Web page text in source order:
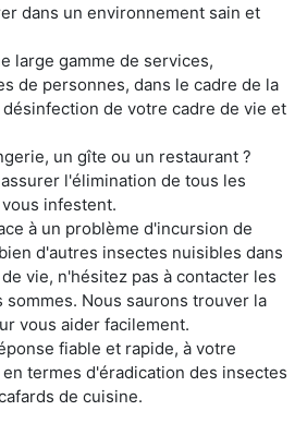
dans un environnement sain et
large gamme de services,
de personnes, dans le cadre de la
de votre cadre de vie et
un gîte ou un restaurant ?
l'élimination de tous les
infestent.
à un problème d'incursion de
d'autres insectes nuisibles dans
vie, n'hésitez pas à contacter les
sommes. Nous saurons trouver la
vous aider facilement.
fiable et rapide, à votre
termes d'éradication des insectes
de cuisine.